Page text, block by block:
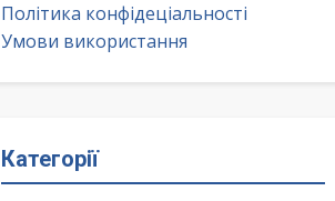
Політика конфідеціальності
Умови використання
Категорії